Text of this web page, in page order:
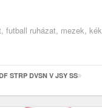
futball ruházat, mezek, kék
STRP DVSN V JSY SS